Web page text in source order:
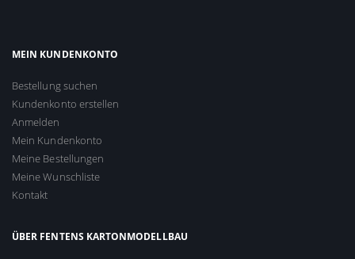
MEIN KUNDENKONTO
Bestellung suchen
Kundenkonto erstellen
Anmelden
Mein Kundenkonto
Meine Bestellungen
Meine Wunschliste
Kontakt
ÜBER FENTENS KARTONMODELLBAU